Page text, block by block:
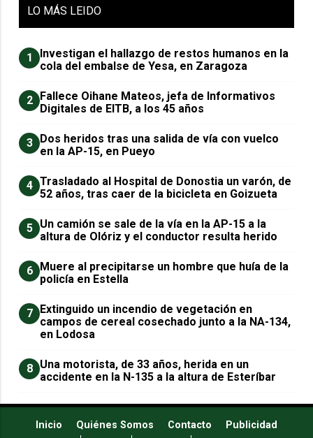
LO MÁS LEIDO
1
Investigan el hallazgo de restos humanos en la
cola del embalse de Yesa, en Zaragoza
2
Fallece Oihane Mateos, jefa de Informativos
Digitales de EITB, a los 45 años
3
Dos heridos tras una salida de vía con vuelco
en la AP-15, en Pueyo
4 Trasladado al Hospital de Donostia un varón, de
52 años, tras caer de la bicicleta en Goizueta
5 Un camión se sale de la vía en la AP-15 a la
altura de Olóriz y el conductor resulta herido
6
Muere al precipitarse un hombre que huía de la
policía en Estella
7
Extinguido un incendio de vegetación en
campos de cereal cosechado junto a la NA-134,
en Lodosa
8 Una motorista, de 33 años, herida en un
accidente en la N-135 a la altura de Esteríbar
Inicio Quiénes Somos Contacto
Publicidad